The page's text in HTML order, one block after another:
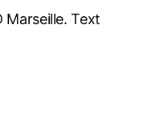
Marseille. Text